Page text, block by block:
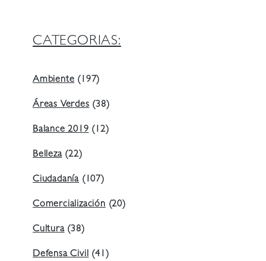
CATEGORIAS:
Ambiente (197)
Áreas Verdes (38)
Balance 2019 (12)
Belleza(22)
Ciudadanía (107)
Comercialización (20)
Cultura(38)
Defensa Civil (41)